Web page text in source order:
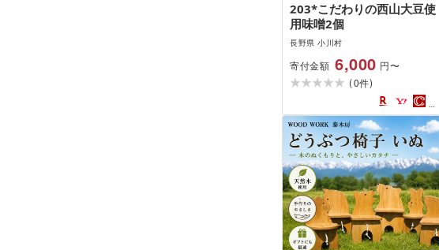
203*こだわりの西山大豆使
用味噌2個
長野県 小川村
寄付金額 6,000 円〜
(0件)